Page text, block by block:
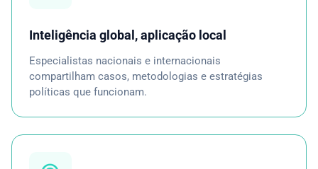
Inteligência global, aplicação local
Especialistas nacionais e internacionais
compartilham casos, metodologias e estratégias
políticas que funcionam.